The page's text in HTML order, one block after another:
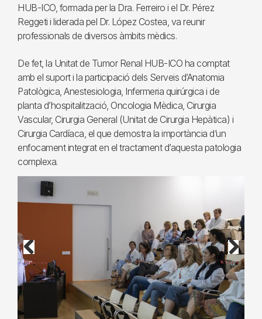
HUB-ICO, formada per la Dra. Ferreiro i el Dr. Pérez
Reggeti i liderada pel Dr. López Costea, va reunir
professionals de diversos àmbits mèdics.
De fet, la Unitat de Tumor Renal HUB-ICO ha comptat
amb el suport i la participació dels Serveis d’Anatomia
Patològica, Anestesiologia, Infermeria quirúrgica i de
planta d’hospitalització, Oncologia Mèdica, Cirurgia
Vascular, Cirurgia General (Unitat de Cirurgia Hepàtica) i
Cirurgia Cardíaca, el que demostra la importància d’un
enfocament integrat en el tractament d’aquesta patologia
complexa.
Previous Next